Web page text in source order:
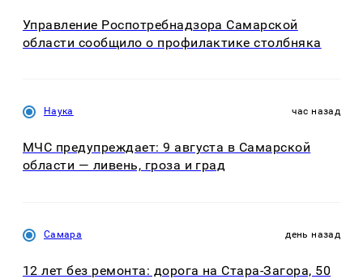
Управление Роспотребнадзора Самарской
области сообщило о профилактике столбняка
Наука час назад
МЧС предупреждает: 9 августа в Самарской
области — ливень, гроза и град
Самара день назад
12 лет без ремонта: дорога на Стара-Загора, 50